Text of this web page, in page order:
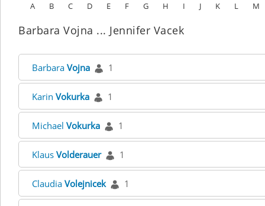
A B C D E F G H I J K L M
Barbara Vojna ... Jennifer Vacek
Barbara Vojna 1
Karin Vokurka 1
Michael Vokurka 1
Klaus Volderauer 1
Claudia Volejnicek 1